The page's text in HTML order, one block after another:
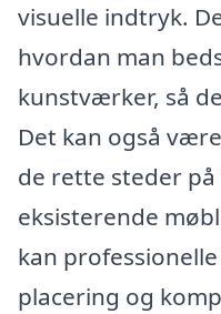
visuelle indtryk.
hvordan man
kunstværker, så
Det kan også
de rette steder
eksisterende
kan
placering og